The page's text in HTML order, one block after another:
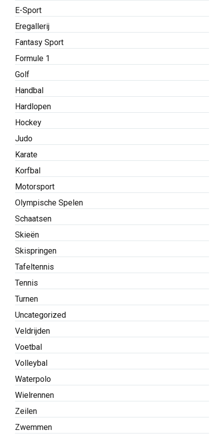
E-Sport
Eregallerij
Fantasy Sport
Formule 1
Golf
Handbal
Hardlopen
Hockey
Judo
Karate
Korfbal
Motorsport
Olympische Spelen
Schaatsen
Skieën
Skispringen
Tafeltennis
Tennis
Turnen
Uncategorized
Veldrijden
Voetbal
Volleybal
Waterpolo
Wielrennen
Zeilen
Zwemmen